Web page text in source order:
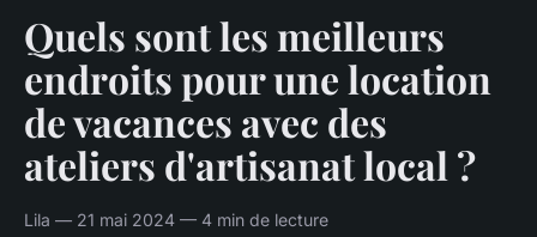
Quels sont les meilleurs
endroits pour une location
de vacances avec des
ateliers d'artisanat local ?
Lila — 21 mai 2024 — 4 min de lecture